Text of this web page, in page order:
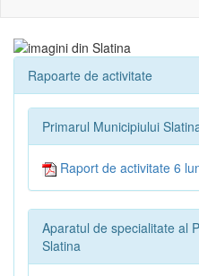
Rapoarte de activitate
Primarul Municipiului
Raport de activitate 6
Aparatul de specialitate al
Slatina